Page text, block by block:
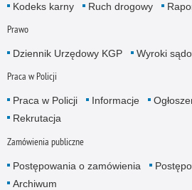
Kodeks karny
Ruch drogowy
Prawo
Dziennik Urzędowy KGP Wyroki
Praca w Policji
Praca w Policji Informacje
Rekrutacja
Zamówienia publiczne
Postępowania o zamówienia
Archiwum